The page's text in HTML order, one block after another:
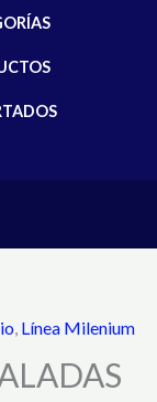
, Línea Milenium